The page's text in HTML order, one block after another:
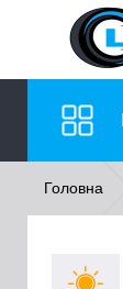
ШИНИ
Головна